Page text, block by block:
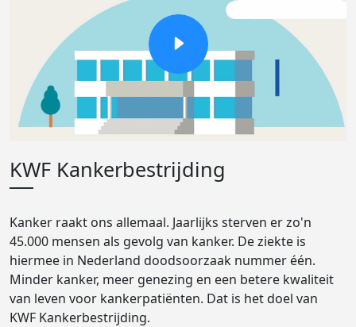
KWF Kankerbestrijding
Kanker raakt ons allemaal. Jaarlijks sterven er zo'n
45.000 mensen als gevolg van kanker. De ziekte is
hiermee in Nederland doodsoorzaak nummer één.
Minder kanker, meer genezing en een betere kwaliteit
van leven voor kankerpatiënten. Dat is het doel van
KWF Kankerbestrijding.